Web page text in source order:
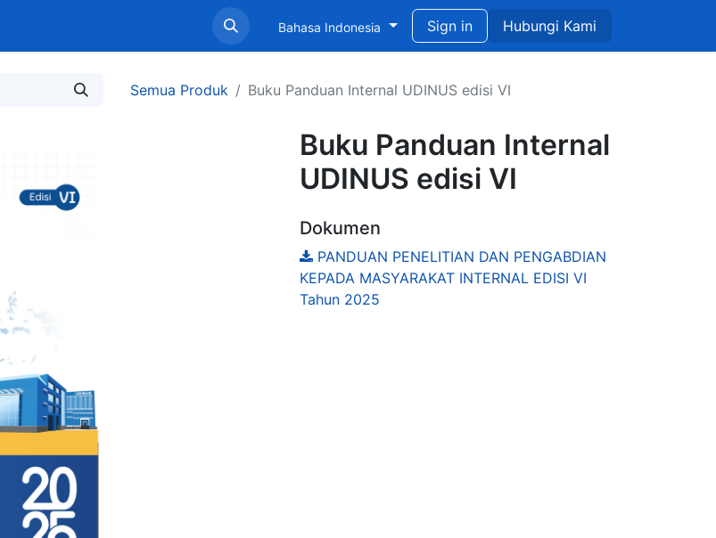
Informasi Pendidikan untuk Pengembangan Berkelanjutan
Bahasa Indonesia Sign in Hubungi Kami
Semua Produk Buku Panduan Internal UDINUS edisi VI
Buku Panduan Internal
UDINUS edisi VI
Dokumen
PANDUAN PENELITIAN DAN PENGABDIAN
KEPADA MASYARAKAT INTERNAL EDISI VI
Tahun 2025